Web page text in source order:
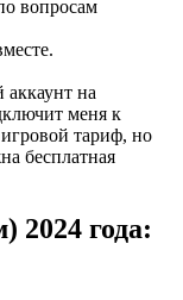
вопросам
на
меня к
тариф, но
бесплатная
2024 года: